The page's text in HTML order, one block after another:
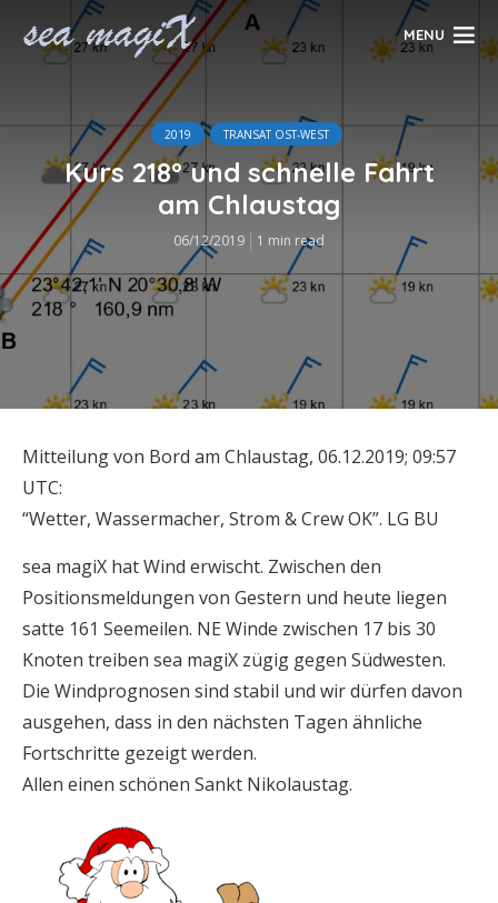
MENU
2019 TRANSAT OST-WEST
Kurs 218° und schnelle Fahrt
am Chlaustag
06/12/2019 1 min read
Mitteilung von Bord am Chlaustag, 06.12.2019; 09:57
UTC:
“Wetter, Wassermacher, Strom & Crew OK”. LG BU
sea magiX hat Wind erwischt. Zwischen den
Positionsmeldungen von Gestern und heute liegen
satte 161 Seemeilen. NE Winde zwischen 17 bis 30
Knoten treiben sea magiX zügig gegen Südwesten.
Die Windprognosen sind stabil und wir dürfen davon
ausgehen, dass in den nächsten Tagen ähnliche
Fortschritte gezeigt werden.
Allen einen schönen Sankt Nikolaustag.